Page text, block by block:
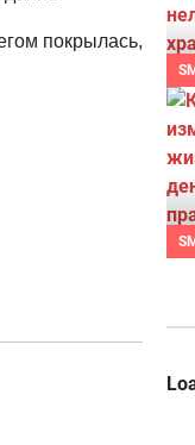
покрылась,